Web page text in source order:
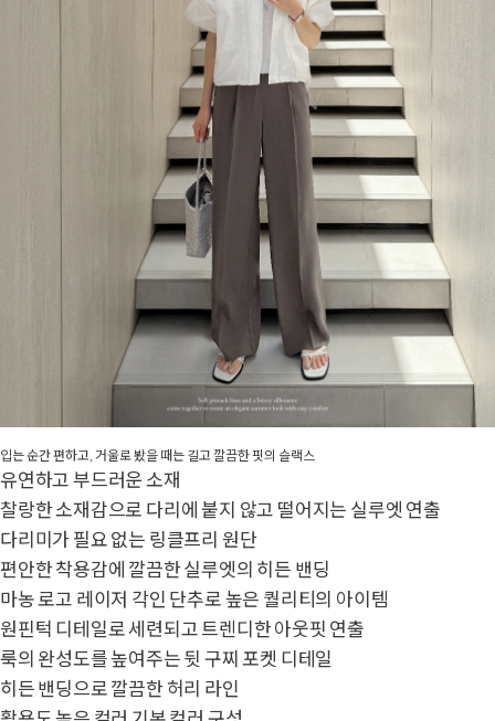
입는 순간 편하고, 거울로 봤을 때는 길고 깔끔한 핏의 슬랙스
유연하고 부드러운 소재
찰랑한 소재감으로 다리에 붙지 않고 떨어지는 실루엣 연출
다리미가 필요 없는 링클프리 원단
편안한 착용감에 깔끔한 실루엣의 히든 밴딩
마농 로고 레이저 각인 단추로 높은 퀄리티의 아이템
원핀턱 디테일로 세련되고 트렌디한 아웃핏 연출
룩의 완성도를 높여주는 뒷 구찌 포켓 디테일
히든 밴딩으로 깔끔한 허리 라인